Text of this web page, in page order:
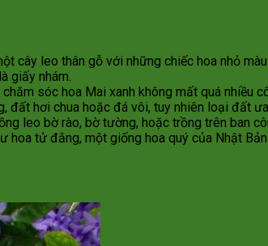
cây leo thân gỗ với những chiếc hoa nhỏ
giấy nhám.
sóc hoa Mai xanh không mất quá nhiều
hơi chua hoặc đá vôi, tuy nhiên loại đất
leo bờ rào, bờ tường, hoặc trồng trên ban
tử đằng, một giống hoa quý của Nhật